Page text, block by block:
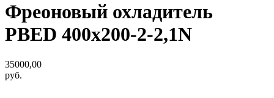
Фреоновый охладитель
PBED 400x200-2-2,1N
35000,00
руб.